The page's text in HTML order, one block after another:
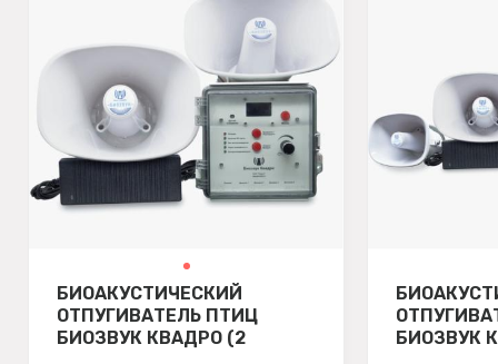
БИОАКУСТИЧЕСКИЙ
ОТПУГИВАТЕЛЬ ПТИЦ
БИОЗВУК КВАДРО (2
БИОЗВУК